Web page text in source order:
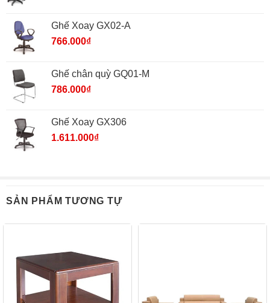
Ghế Xoay GX02-A
766.000₫
Ghế chân quỳ GQ01-M
786.000₫
Ghế Xoay GX306
1.611.000₫
SẢN PHẨM TƯƠNG TỰ